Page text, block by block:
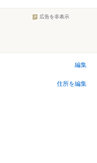
広告を非表示
編集
住所を編集